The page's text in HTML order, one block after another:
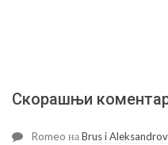
Скорашњи
Romeo наBrus i